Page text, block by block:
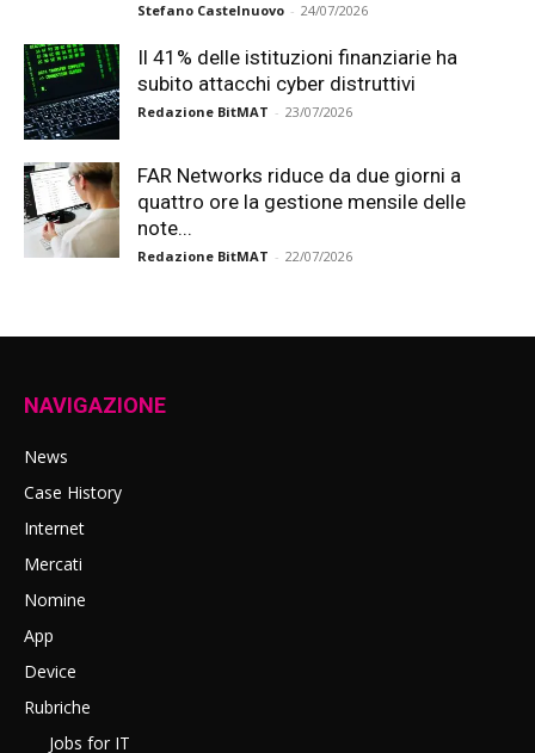
Stefano Castelnuovo - 24/07/2026
Il 41% delle istituzioni finanziarie ha
subito attacchi cyber distruttivi
Redazione BitMAT - 23/07/2026
FAR Networks riduce da due giorni a
quattro ore la gestione mensile delle
note...
Redazione BitMAT - 22/07/2026
NAVIGAZIONE
News
Case History
Internet
Mercati
Nomine
App
Device
Rubriche
Jobs for IT